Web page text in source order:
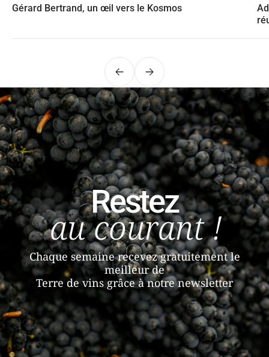
Gérard Bertrand, un œil vers le Kosmos
PrécédentSuivant
Restez
au courant !
Chaque semaine recevez gratuitement le
meilleur de
Terre de vins grâce à notre newsletter